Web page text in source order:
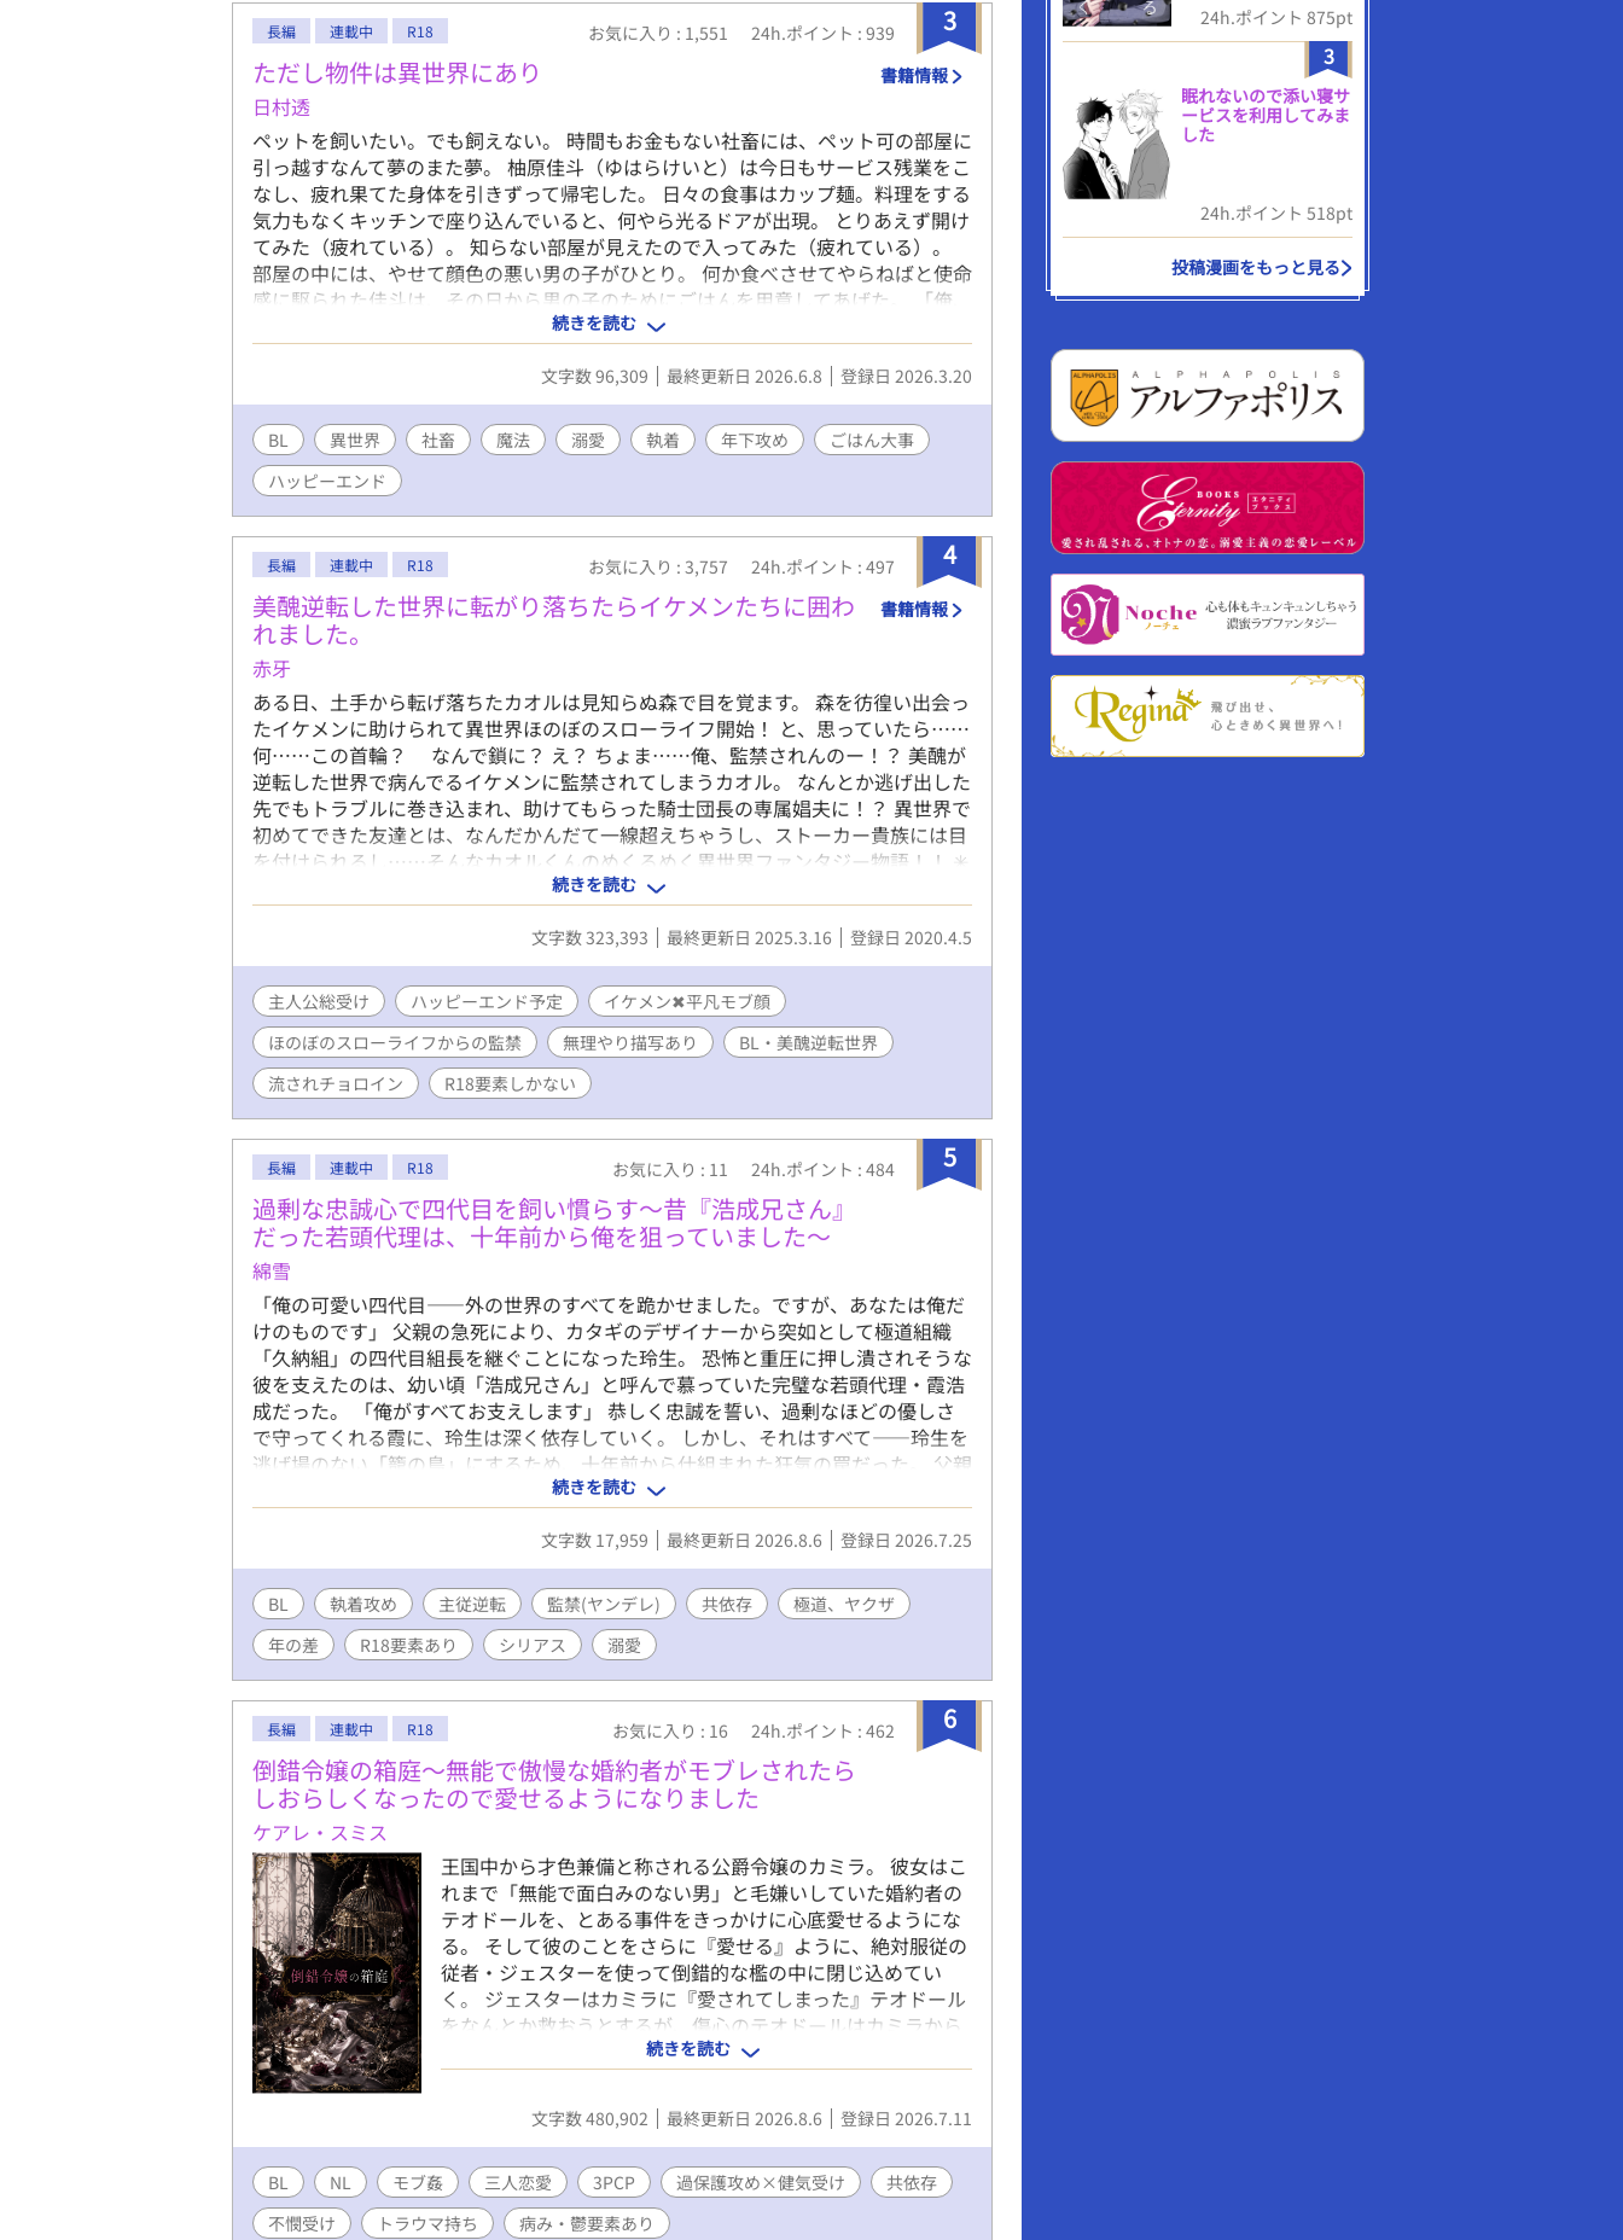
3
長編 連載中 R18 お気に入り : 1,551 24h.ポイント : 939
ただし物件は異世界にあり
日村透
書籍情報
ペットを飼いたい。でも飼えない。 時間もお金もない社畜には、ペット可の部屋に
引っ越すなんて夢のまた夢。 柚原佳斗（ゆはらけいと）は今日もサービス残業をこ
なし、疲れ果てた身体を引きずって帰宅した。 日々の食事はカップ麺。料理をする
気力もなくキッチンで座り込んでいると、何やら光るドアが出現。 とりあえず開け
てみた（疲れている）。 知らない部屋が見えたので入ってみた（疲れている）。
部屋の中には、やせて顔色の悪い男の子がひとり。 何か食べさせてやらねばと使命
感に駆られた佳斗は、その日から男の子のためにごはんを用意してあげた。 「俺、
この子を食わせるために頑張る！」 毎日せっせと食べさせたおかげで男の子はすく
すく、すくすく育ち―― 育ちすぎじゃないかな？ と気付いた時には立場が逆転。
相手に向けていたはずの溺愛がそっくりそのまま己に返り、独占のための囲いが
着々と築かれるのだった。
続きを読む
文字数 96,309 最終更新日 2026.6.8 登録日 2026.3.20
BL 異世界 社畜 魔法 溺愛 執着 年下攻め
ごはん大事
ハッピーエンド
4
長編 連載中 R18 お気に入り : 3,757 24h.ポイント : 497
美醜逆転した世界に転がり落ちたらイケメンたちに囲わ
れました。
赤牙
書籍情報
ある日、土手から転げ落ちたカオルは見知らぬ森で目を覚ます。 森を彷徨い出会っ
たイケメンに助けられて異世界ほのぼのスローライフ開始！ と、思っていたら……
何……この首輪？ なんで鎖に？ え？ ちょま……俺、監禁されんのー！？ 美醜が
逆転した世界で病んでるイケメンに監禁されてしまうカオル。 なんとか逃げ出した
先でもトラブルに巻き込まれ、助けてもらった騎士団長の専属娼夫に！？ 異世界で
初めてできた友達とは、なんだかんだて一線超えちゃうし、ストーカー貴族には目
を付けられるし……そんなカオルくんのめくるめく異世界ファンタジー物語！！ ✳︎
ファンタジー要素はそんなにありません！ 病んでる王子・奥手なSランク冒険者の
ギルドマスター・優しい騎士団長・近所の食堂店員・ストーカー貴族・奴隷の半獣
人・隣国のアルビノ少年……などなどなど。 流されチョロインな主人公カオルくん
の総受けのお話です。 R18シーンは予告ないので読む時はご注意を〜 男性妊娠の話
もあります！ 喘ぎ声多めの作品です！ 不定期更新ですがどうぞよろしくお願いし
ます！
続きを読む
文字数 323,393 最終更新日 2025.3.16 登録日 2020.4.5
主人公総受け ハッピーエンド予定
イケメン✖︎平凡モブ顔
ほのぼのスローライフからの監禁
無理やり描写あり
BL・美醜逆転世界
流されチョロイン
R18要素しかない
5
長編 連載中 R18 お気に入り : 11 24h.ポイント : 484
過剰な忠誠心で四代目を飼い慣らす〜昔『浩成兄さん』
だった若頭代理は、十年前から俺を狙っていました〜
綿雪
「俺の可愛い四代目――外の世界のすべてを跪かせました。ですが、あなたは俺だ
けのものです」 父親の急死により、カタギのデザイナーから突如として極道組織
「久納組」の四代目組長を継ぐことになった玲生。 恐怖と重圧に押し潰されそうな
彼を支えたのは、幼い頃「浩成兄さん」と呼んで慕っていた完璧な若頭代理・霞浩
成だった。 「俺がすべてお支えします」 恭しく忠誠を誓い、過剰なほどの優しさ
で守ってくれる霞に、玲生は深く依存していく。 しかし、それはすべて――玲生を
逃げ場のない「籠の鳥」にするため、十年前から仕組まれた狂気の罠だった。 父親
の死も、組の危機も、すべては一人の男の手のひらの上。 真実を知り絶望する玲生
を、霞は甘く深い快楽と肯定で追い詰めていき――。 執着ヤンデレ攻め×悲劇の四
代目受けが繰り広げる、主従逆転の狂愛共依存BL。 【属性・要素】 ヤンデレ / 執
着攻め / 主従逆転 / 監禁・檻 / 共依存 / 歳の差 / 極道・裏社会
続きを読む
文字数 17,959 最終更新日 2026.8.6 登録日 2026.7.25
BL 執着攻め 主従逆転 監禁(ヤンデレ) 共依存
極道、ヤクザ
年の差
R18要素あり シリアス 溺愛
6
長編 連載中 R18 お気に入り : 16 24h.ポイント : 462
倒錯令嬢の箱庭～無能で傲慢な婚約者がモブレされたら
しおらしくなったので愛せるようになりました
ケアレ・スミス
王国中から才色兼備と称される公爵令嬢のカミラ。 彼女はこ
れまで「無能で面白みのない男」と毛嫌いしていた婚約者の
テオドールを、とある事件をきっかけに心底愛せるようにな
る。 そして彼のことをさらに『愛せる』ように、絶対服従の
従者・ジェスターを使って倒錯的な檻の中に閉じ込めてい
く。 ジェスターはカミラに『愛されてしまった』テオドール
をなんとか救おうとするが、傷心のテオドールはカミラから
の歪んだ愛情を命綱のように求めてしまう。 令嬢の婚約者が
受け、従者が攻め。令嬢に服従せざるを得ない男二人がくっ
ついたり離れたりする女男男の3人CP。 シリアス寄り。受け
が不憫。 精神的にやられた受けの中から「貞操観念」という
肉体的な絡みはほぼ男×男。 ただし番外編も含めて男女CPの
絡み（女×男・女攻め・男性受け・逆転無し）も有り。 官能
続きを読む
文字数 480,902 最終更新日 2026.8.6 登録日 2026.7.11
BL NL モブ姦 三人恋愛 3PCP 過保護攻め×健気受け
共依存
不憫受け
トラウマ持ち 病み・鬱要素あり
24h.ポイント 875pt
3
眠れないので添い寝サ
ービスを利用してみま
した
24h.ポイント 518pt
投稿漫画をもっと見る